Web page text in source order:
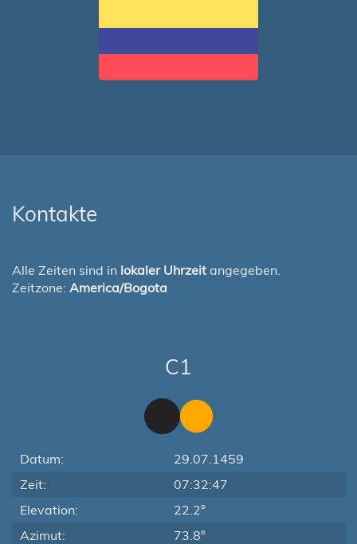
Kontakte
Alle Zeiten sind in lokaler Uhrzeit angegeben.
Zeitzone: America/Bogota
C1
Datum:
29.07.1459
Zeit:
07:32:47
Elevation:
22.2°
Azimut:
73.8°